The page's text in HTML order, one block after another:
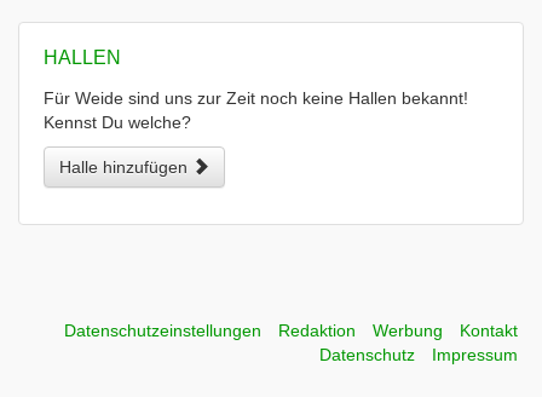
HALLEN
Für Weide sind uns zur Zeit noch keine Hallen bekannt!
Kennst Du welche?
Halle hinzufügen
Datenschutzeinstellungen Redaktion Werbung
Kontakt
Datenschutz
Impressum